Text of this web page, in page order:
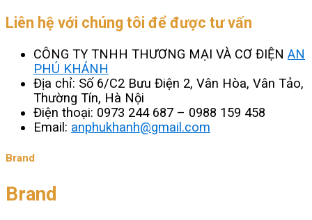
Liên hệ với chúng tôi để được tư vấn
CÔNG TY TNHH THƯƠNG MẠI VÀ CƠ ĐIỆN AN
PHÚ KHÁNH
Địa chỉ: Số 6/C2 Bưu Điện 2, Vân Hòa, Vân Tảo,
Thường Tín, Hà Nội
Điện thoại: 0973 244 687 – 0988 159 458
Email: anphukhanh@gmail.com
Brand
Brand